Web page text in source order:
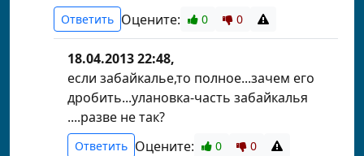
Ответить Оцените: 0 0
18.04.2013 22:48,
если забайкалье,то полное...зачем его
дробить...улановка-часть забайкалья
....разве не так?
Ответить Оцените: 0 0